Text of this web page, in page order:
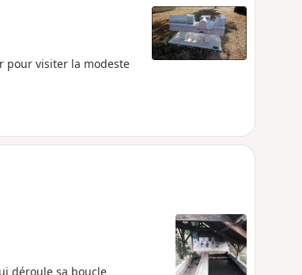
pour visiter la modeste
déroule sa boucle